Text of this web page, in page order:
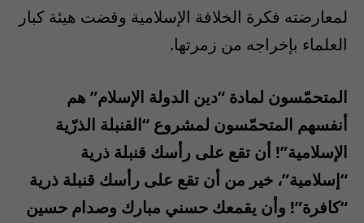
لمعارضته فكرة الخلافة الإسلامية وقضت هيئة كبار
العلماء بإخراجه من زمرتها.
المتحمّسون لمادة “دين الدولة الإسلام” هم
أنفسهم المتحمّسون لمشروع “القنبلة الذرّية
الإسلامية”! أن تقع على رأسك قنبلة ذرية
“إسلامية”، خير من أن تقع على رأسك قنبلة ذرية
“كافرة”! وأن يقمعك حسني مبارك وصدام حسين